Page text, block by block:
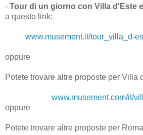
- Tour di un giorno con Villa d'Este
a questo link:
www.musement.it/tour_villa_d-
oppure
Potete trovare altre proposte per Villa
www.musement.com/it/
oppure
Potete trovare altre proposte per